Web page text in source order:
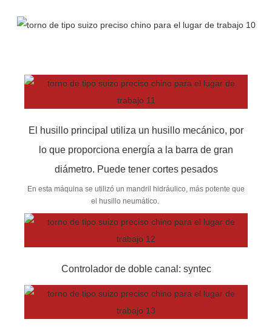
El husillo principal utiliza un husillo mecánico, por
lo que proporciona energía a la barra de gran
diámetro. Puede tener cortes pesados
En esta máquina se utilizó un mandril hidráulico, más potente que
el husillo neumático.
Controlador de doble canal: syntec